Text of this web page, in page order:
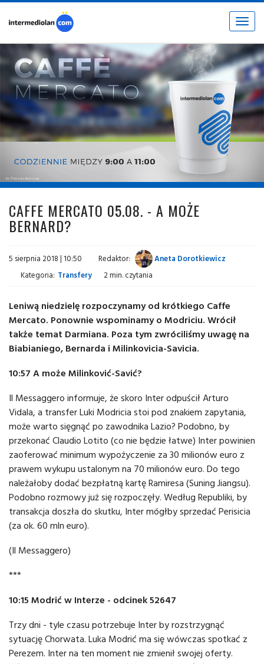
Toggle
fot. © intermediolan.com
CAFFE MERCATO 05.08. - A MOŻE
BERNARD?
5 sierpnia 2018 | 10:50 Redaktor:
Aneta Dorotkiewicz
Kategoria: Transfery 2 min. czytania
Leniwą niedzielę rozpoczynamy od krótkiego Caffe
Mercato. Ponownie wspominamy o Modriciu. Wrócił
także temat Darmiana. Poza tym zwróciliśmy uwagę na
Biabianiego, Bernarda i Milinkovicia-Savicia.
10:57 A może Milinković-Savić?
Il Messaggero informuje, że skoro Inter odpuścił Arturo
Vidala, a transfer Luki Modricia stoi pod znakiem zapytania,
może warto sięgnąć po zawodnika Lazio? Podobno, by
przekonać Claudio Lotito (co nie będzie łatwe) Inter powinien
zaoferować minimum wypożyczenie za 30 milionów euro z
prawem wykupu ustalonym na 70 milionów euro. Do tego
należałoby dodać bezpłatną kartę Ramiresa (Suning Jiangsu).
Podobno rozmowy już się rozpoczęły. Według Republiki, by
transakcja doszła do skutku, Inter mógłby sprzedać Perisicia
(za ok. 60 mln euro).
(Il Messaggero)
***
10:15 Modrić w Interze - odcinek 52647
Trzy dni - tyle czasu potrzebuje Inter by rozstrzygnąć
sytuację Chorwata. Luka Modrić ma się wówczas spotkać z
Perezem. Inter na ten moment nie zmienił swojej oferty.